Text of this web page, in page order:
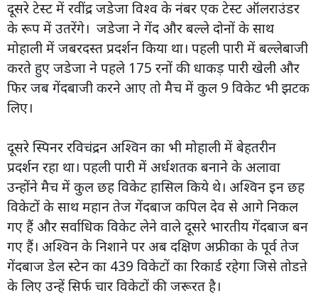
दूसरे टेस्ट में रवींद्र जडेजा विश्व के नंबर एक टेस्ट ऑलराउंडर
के रूप में उतरेंगे। जडेजा ने गेंद और बल्ले दोनों के साथ
मोहाली में जबरदस्त प्रदर्शन किया था। पहली पारी में बल्लेबाजी
करते हुए जडेजा ने पहले 175 रनों की धाकड़ पारी खेली और
फिर जब गेंदबाजी करने आए तो मैच में कुल 9 विकेट भी झटक
लिए।
दूसरे स्पिनर रविचंद्रन अश्विन का भी मोहाली में बेहतरीन
प्रदर्शन रहा था। पहली पारी में अर्धशतक बनाने के अलावा
उन्होंने मैच में कुल छह विकेट हासिल किये थे। अश्विन इन छह
विकेटों के साथ महान तेज गेंदबाज कपिल देव से आगे निकल
गए हैं और सर्वाधिक विकेट लेने वाले दूसरे भारतीय गेंदबाज बन
गए हैं। अश्विन के निशाने पर अब दक्षिण अफ्रीका के पूर्व तेज
गेंदबाज डेल स्टेन का 439 विकेटों का रिकार्ड रहेगा जिसे तोडऩे
के लिए उन्हें सिर्फ चार विकेटों की जरूरत है।